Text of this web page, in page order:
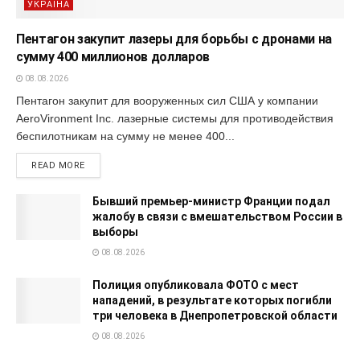
УКРАЇНА
Пентагон закупит лазеры для борьбы с дронами на
сумму 400 миллионов долларов
08.08.2026
Пентагон закупит для вооруженных сил США у компании
AeroVironment Inc. лазерные системы для противодействия
беспилотникам на сумму не менее 400...
READ MORE
Бывший премьер-министр Франции подал
жалобу в связи с вмешательством России в
выборы
08.08.2026
Полиция опубликовала ФОТО с мест
нападений, в результате которых погибли
три человека в Днепропетровской области
08.08.2026